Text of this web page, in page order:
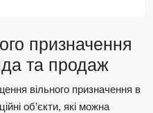
призначення
та продаж
вільного призначення в
об’єкти, які можна